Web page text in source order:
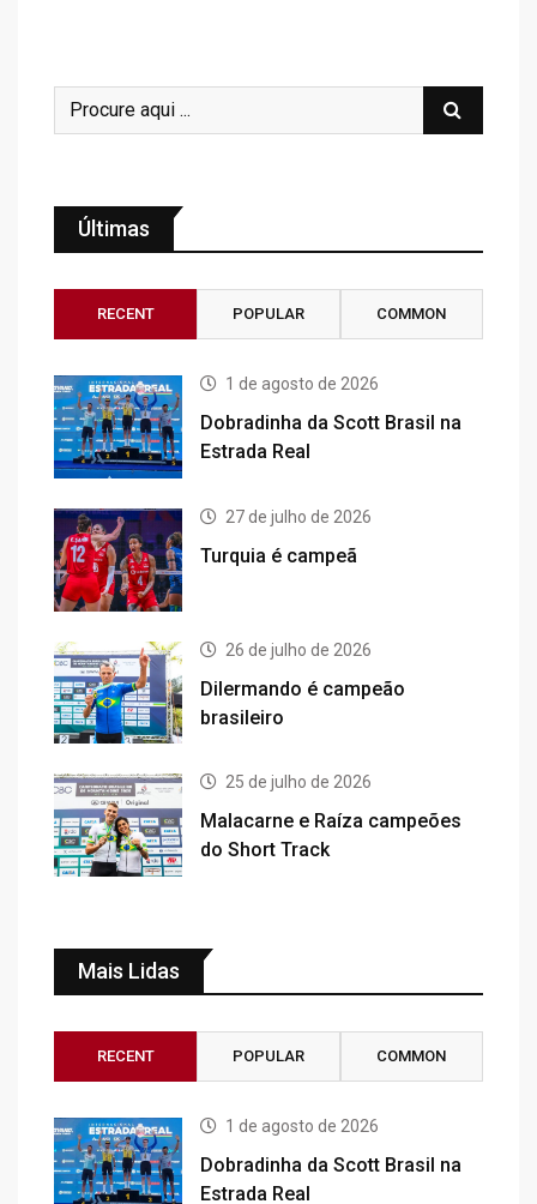
Últimas
RECENT POPULAR COMMON
1 de agosto de 2026
Dobradinha da Scott Brasil na
Estrada Real
27 de julho de 2026
Turquia é campeã
26 de julho de 2026
Dilermando é campeão
brasileiro
25 de julho de 2026
Malacarne e Raíza campeões
do Short Track
Mais Lidas
RECENT POPULAR COMMON
1 de agosto de 2026
Dobradinha da Scott Brasil na
Estrada Real